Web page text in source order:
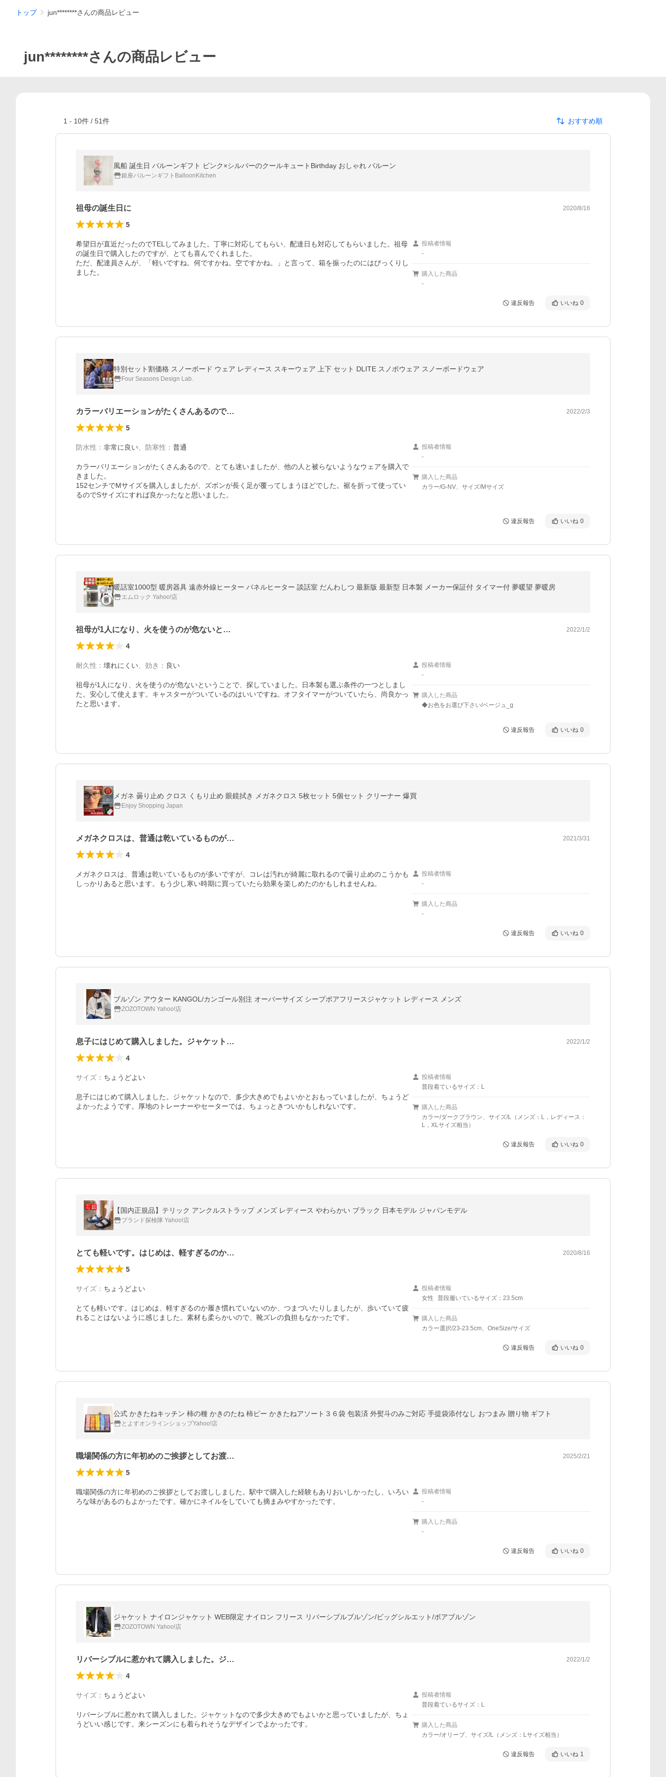
トップ jun********さんの商品レビュー
jun********さんの商品レビュー
1 - 10件 / 51件 おすすめ順
風船 誕生日 バルーンギフト ピンク×シルバーのクールキュートBirthday おしゃれ バルーン
銀座バルーンギフトBalloonKitchen
祖母の誕生日に 2020/8/16
5
希望日が直近だったのでTELしてみました。丁寧に対応してもらい、配達日も対応してもらいました。祖母
の誕生日で購入したのですが、とても喜んでくれました。
ただ、配達員さんが、「軽いですね。何ですかね。空ですかね。」と言って、箱を振ったのにはびっくりし
ました。
投稿者情報
-
購入した商品
-
違反報告 いいね 0
特別セット割価格 スノーボード ウェア レディース スキーウェア 上下 セット DLITE スノボウェア スノーボードウェア
Four Seasons Design Lab.
カラーバリエーションがたくさんあるので… 2022/2/3
5
防水性 ： 非常に良い 防寒性 ： 普通
カラーバリエーションがたくさんあるので、とても迷いましたが、他の人と被らないようなウェアを購入で
きました。
152センチでMサイズを購入しましたが、ズボンが長く足が覆ってしまうほどでした。裾を折って使ってい
るのでSサイズにすれば良かったなと思いました。
投稿者情報
-
購入した商品
カラー/G-NV、サイズ/Mサイズ
違反報告 いいね 0
暖話室1000型 暖房器具 遠赤外線ヒーター パネルヒーター 談話室 だんわしつ 最新版 最新型 日本製 メーカー保証付 タイマー付 夢暖望 夢暖房
エムロック Yahoo!店
祖母が1人になり、火を使うのが危ないと… 2022/1/2
4
耐久性 ： 壊れにくい 効き ： 良い
祖母が1人になり、火を使うのが危ないということで、探していました。日本製も選ぶ条件の一つとしまし
た。安心して使えます。キャスターがついているのはいいですね。オフタイマーがついていたら、尚良かっ
たと思います。
投稿者情報
-
購入した商品
◆お色をお選び下さい/ベージュ_g
違反報告 いいね 0
メガネ 曇り止め クロス くもり止め 眼鏡拭き メガネクロス 5枚セット 5個セット クリーナー 爆買
Enjoy Shopping Japan
メガネクロスは、普通は乾いているものが… 2021/3/31
4
メガネクロスは、普通は乾いているものが多いですが、コレは汚れが綺麗に取れるので曇り止めのこうかも
しっかりあると思います。もう少し寒い時期に買っていたら効果を楽しめたのかもしれませんね。
投稿者情報
-
購入した商品
-
違反報告 いいね 0
ブルゾン アウター KANGOL/カンゴール別注 オーバーサイズ シープボアフリースジャケット レディース メンズ
ZOZOTOWN Yahoo!店
息子にはじめて購入しました。ジャケット… 2022/1/2
4
サイズ ： ちょうどよい
息子にはじめて購入しました。ジャケットなので、多少大きめでもよいかとおもっていましたが、ちょうど
よかったようです。厚地のトレーナーやセーターでは、ちょっときついかもしれないです。
投稿者情報
普段着ているサイズ：L
購入した商品
カラー/ダークブラウン、サイズ/L（メンズ：L，レディース：
L，XLサイズ相当）
違反報告 いいね 0
【国内正規品】テリック アンクルストラップ メンズ レディース やわらかい ブラック 日本モデル ジャパンモデル
ブランド探検隊 Yahoo!店
とても軽いです。はじめは、軽すぎるのか… 2020/8/16
5
サイズ ： ちょうどよい
とても軽いです。はじめは、軽すぎるのか履き慣れていないのか、つまづいたりしましたが、歩いていて疲
れることはないように感じました。素材も柔らかいので、靴ズレの負担もなかったです。
投稿者情報
女性
普段履いているサイズ：23.5cm
購入した商品
カラー選択/23-23.5cm、OneSize/サイズ
違反報告 いいね 0
公式 かきたねキッチン 柿の種 かきのたね 柿ピー かきたねアソート３６袋 包装済 外熨斗のみご対応 手提袋添付なし おつまみ 贈り物 ギフト
とよすオンラインショップYahoo!店
職場関係の方に年初めのご挨拶としてお渡… 2025/2/21
5
職場関係の方に年初めのご挨拶としてお渡ししました。駅中で購入した経験もありおいしかったし、いろい
ろな味があるのもよかったです。確かにネイルをしていても摘まみやすかったです。
投稿者情報
-
購入した商品
-
違反報告 いいね 0
ジャケット ナイロンジャケット WEB限定 ナイロン フリース リバーシブルブルゾン/ビッグシルエット/ボアブルゾン
ZOZOTOWN Yahoo!店
リバーシブルに惹かれて購入しました。ジ… 2022/1/2
4
サイズ ： ちょうどよい
リバーシブルに惹かれて購入しました。ジャケットなので多少大きめでもよいかと思っていましたが、ちょ
うどいい感じです。来シーズンにも着られそうなデザインでよかったです。
投稿者情報
普段着ているサイズ：L
購入した商品
カラー/オリーブ、サイズ/L（メンズ：Lサイズ相当）
違反報告 いいね 1